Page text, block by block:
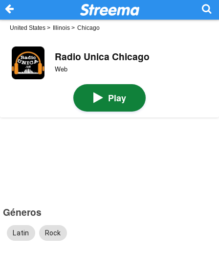
United States > Illinois > Chicago
Radio Unica Chicago
Web
Play
Géneros
Latin Rock